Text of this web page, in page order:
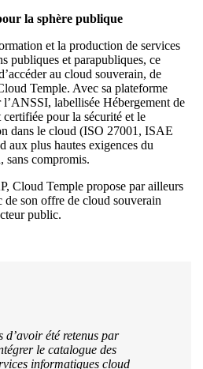
la sphère publique
et la production de services
publiques et parapubliques, ce
au cloud souverain, de
Temple. Avec sa plateforme
labellisée Hébergement de
pour la sécurité et le
dans le cloud (ISO 27001, ISAE
aux plus hautes exigences du
sans compromis.
Cloud Temple propose par ailleurs
son offre de cloud souverain
public.
d’avoir été retenus par
le catalogue des
informatiques cloud